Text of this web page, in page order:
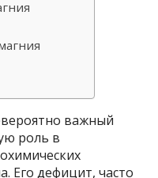
важный
роль в
Его дефицит, часто